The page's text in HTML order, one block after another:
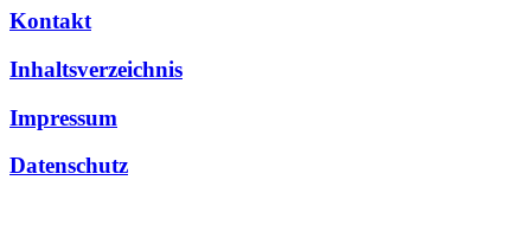
Kontakt
Inhaltsverzeichnis
Impressum
Datenschutz